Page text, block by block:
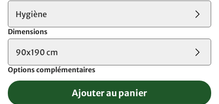
Hygiène
Dimensions
90x190 cm
Options complémentaires
Ajouter au panier